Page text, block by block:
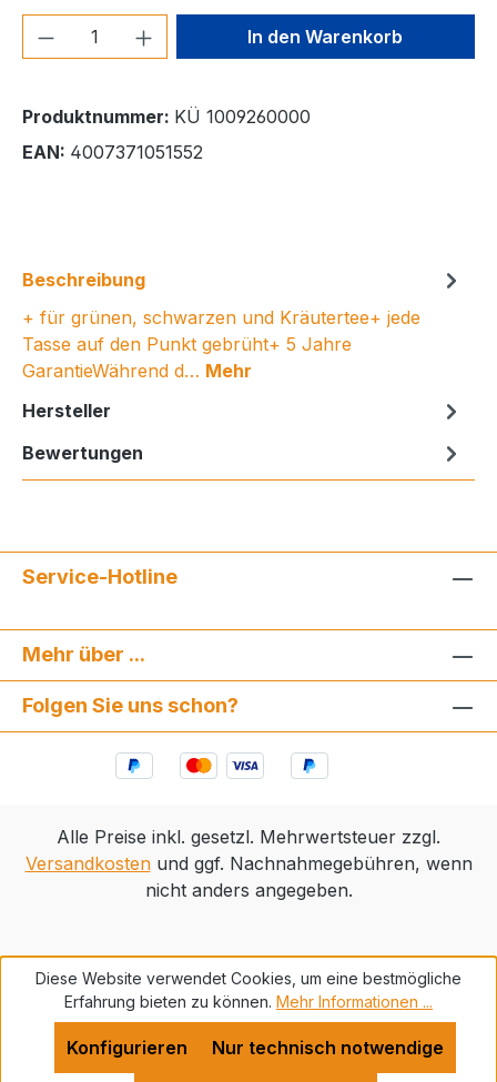
Produkt Anzahl: Gib denIn den Warenkorb
Produktnummer: KÜ 1009260000
EAN: 4007371051552
Beschreibung
+ für grünen, schwarzen und Kräutertee+ jede
Tasse auf den Punkt gebrüht+ 5 Jahre
GarantieWährend d… Mehr
Hersteller
Bewertungen
Service-Hotline
Mehr über ...
Folgen Sie uns schon?
Alle Preise inkl. gesetzl. Mehrwertsteuer zzgl.
Versandkostenund ggf. Nachnahmegebühren, wenn
nicht anders angegeben.
Diese Website verwendet Cookies, um eine bestmögliche
Erfahrung bieten zu können. Mehr Informationen ...
Nur technisch notwendige
Konfigurieren